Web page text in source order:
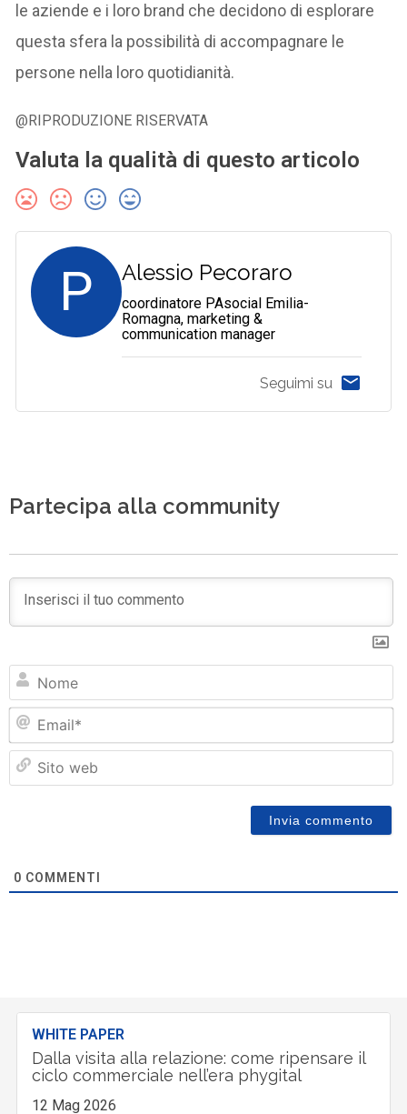
le aziende e i loro brand che decidono di esplorare
questa sfera la possibilità di accompagnare le
persone nella loro quotidianità.
@RIPRODUZIONE RISERVATA
Valuta la qualità di questo articolo
P Alessio Pecoraro
coordinatore PAsocial Emilia-
Romagna, marketing &
communication manager
Seguimi su
Partecipa alla community
0 COMMENTI
WHITE PAPER
Dalla visita alla relazione: come ripensare il
ciclo commerciale nell’era phygital
12 Mag 2026